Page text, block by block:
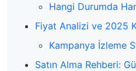
Hangi Durumda
Fiyat Analizi ve 2025
Kampanya İzleme
Satın Alma Rehberi: